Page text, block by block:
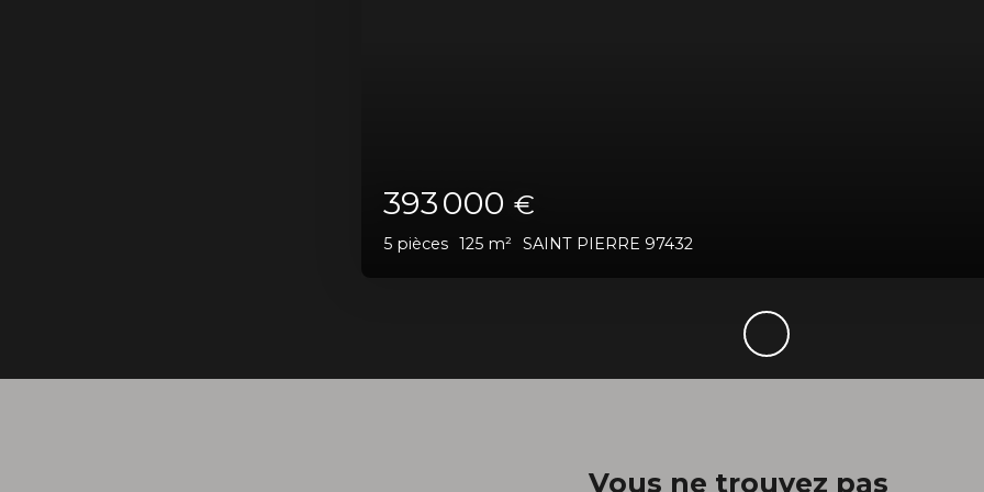
337 080
4pièces 96 m² Saint-Pierre 97432
Vous ne trouvez pas